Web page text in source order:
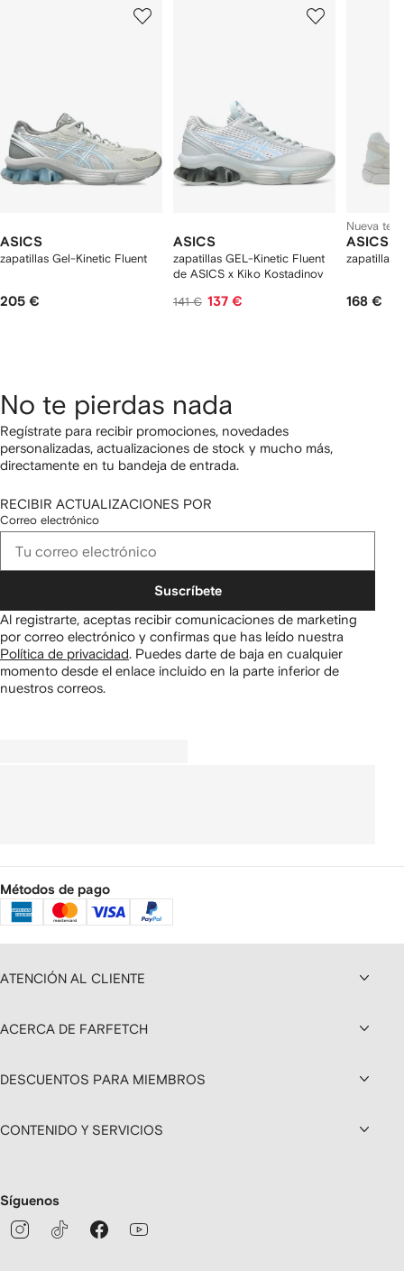
ASICS
zapatillas Gel-Kinetic Fluent
205 €
ASICS
zapatillas GEL-Kinetic Fluent
de ASICS x Kiko Kostadinov
141 € 137 €
Nueva
ASICS
zapatillas
168 €
No te pierdas nada
Regístrate para recibir promociones, novedades
personalizadas, actualizaciones de stock y mucho más,
directamente en tu bandeja de entrada.
RECIBIR ACTUALIZACIONES POR
Correo electrónico
Suscríbete
Al registrarte, aceptas recibir comunicaciones de marketing
por correo electrónico y confirmas que has leído nuestra
Política de privacidad. Puedes darte de baja en cualquier
momento desde el enlace incluido en la parte inferior de
nuestros correos.
Métodos de pago
ATENCIÓN AL CLIENTE
ACERCA DE FARFETCH
DESCUENTOS PARA MIEMBROS
CONTENIDO Y SERVICIOS
Síguenos